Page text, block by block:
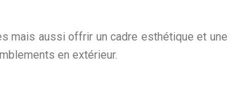
mais aussi offrir un cadre esthétique et une
en extérieur.